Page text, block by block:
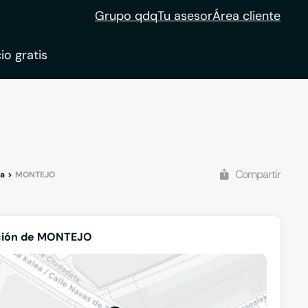
Grupo qdqTu asesorÁrea cliente
gratis
MONTEJO Compartir
de MONTEJO